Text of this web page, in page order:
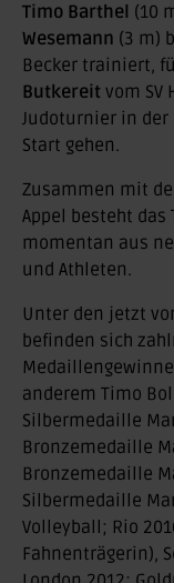
Timo Barthel (10
Wesemann (3 m)
Becker trainiert,
Butkereit vom SV
Judoturnier in der
Start gehen.
Zusammen mit
Appel besteht das
momentan aus
und Athleten.
Unter den jetzt
befinden sich
anderem Timo
Silbermedaille
Bronzemedaille
Bronzemedaille
Silbermedaille
Volleyball; Rio
Fahnenträgerin),